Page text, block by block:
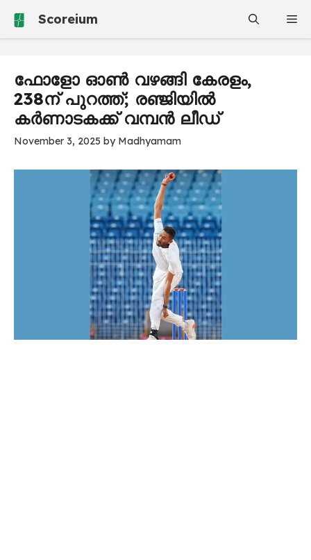
Scoreium
ഫോളോ ഓൺ വഴങ്ങി കേരളം,
238ന് പുറത്ത്; രഞ്ജിയിൽ
കർണാടകക്ക് വമ്പൻ ലീഡ്
November 3, 2025 by Madhyamam